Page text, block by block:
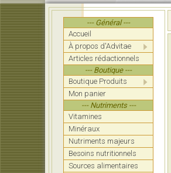
--- Général ---
Accueil
À propos d'Advitae
Articles rédactionnels
--- Boutique ---
Boutique Produits
Mon panier
--- Nutriments ---
Vitamines
Minéraux
Nutriments majeurs
Besoins nutritionnels
Sources alimentaires